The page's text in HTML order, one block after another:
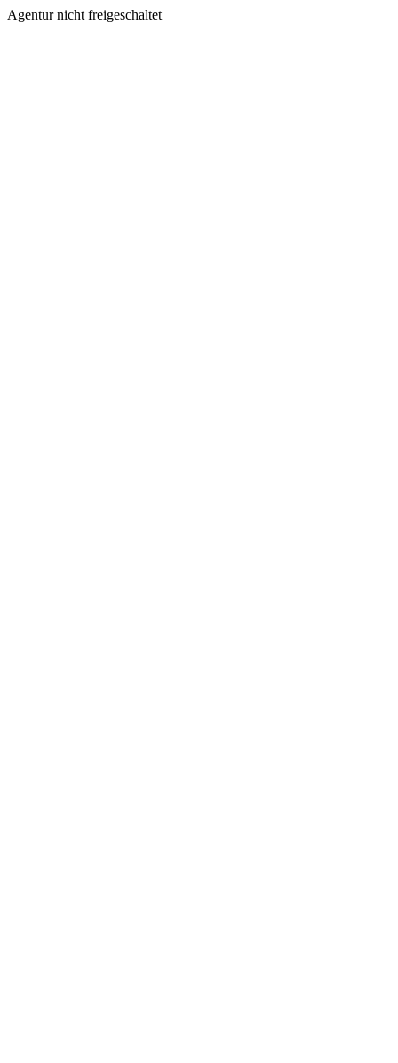
Agentur nicht freigeschaltet